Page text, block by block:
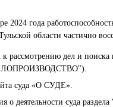
2024 года
области частично
к рассмотрению дел и
суда «О СУДЕ».
деятельности суда